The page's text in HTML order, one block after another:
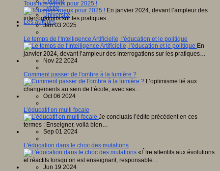
Lycée
Université
Les auteurs
Tous nos voeux pour 2025 !
En janvier 2024, devant l’ampleur des
interrogations sur les pratiques…
Jan 03 2025
Le temps de l'Intelligence Artificielle, l'éducation et le politique
En
janvier 2024, devant l’ampleur des interrogations sur les pratiques…
Nov 22 2024
Comment passer de l'ombre à la lumière ?
L’optimisme lié aux
changements au sein de l’école, avec ses…
Oct 06 2024
L’éducatif en multi focale
Je concluais l’édito précédent en ces
termes : Enseigner, voilà bien…
Sep 01 2024
L'éducation dans le choc des mutations
«Être attentifs aux évolutions
et réactifs lorsqu’on est enseignant, responsable…
Jun 19 2024